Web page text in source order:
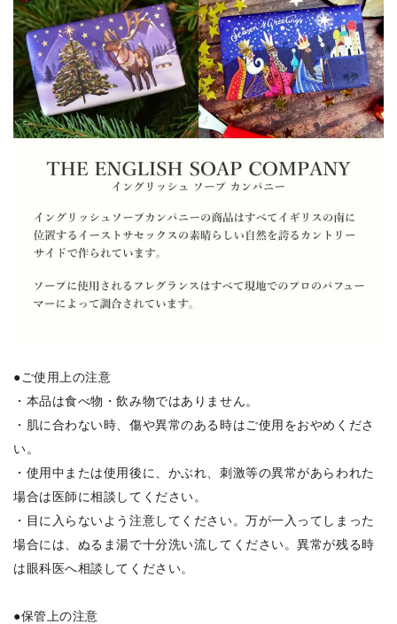
●ご使用上の注意
・本品は食べ物・飲み物ではありません。
・肌に合わない時、傷や異常のある時はご使用をおやめくださ
い。
・使用中または使用後に、かぶれ、刺激等の異常があらわれた
場合は医師に相談してください。
・目に入らないよう注意してください。万が一入ってしまった
場合には、ぬるま湯で十分洗い流してください。異常が残る時
は眼科医へ相談してください。
●保管上の注意